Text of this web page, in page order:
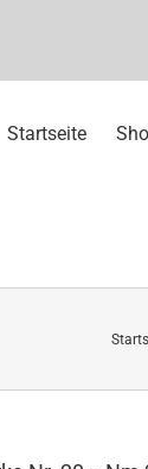
Startseite